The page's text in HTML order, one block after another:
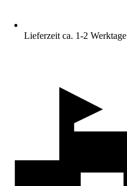
Lieferzeit ca. 1-2 Werktage